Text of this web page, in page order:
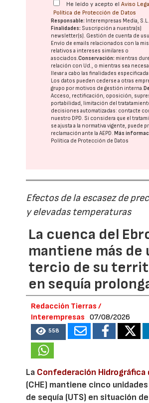
He leído y acepto elAviso
Política de Protección de Datos
Responsable: Interempresas Media,
Finalidades: Suscripción a nuestra(s)
newsletter(s). Gestión de cuenta de
Envío de emails relacionados con la
relativos a intereses similares o
asociados.Conservación: mientras
relación con Ud., o mientras sea
llevar a cabo las finalidades
Los datos pueden cederse a otras
grupo por motivos de gestión interna.
Acceso, rectificación, oposición,
portabilidad, limitación del
decisiones automatizadas: contacte
nuestro DPD. Si considera que el
se ajusta a la normativa vigente, puede
reclamación ante laAEPD. Más
Política de Protección de Datos
Efectos de la escasez de
y elevadas temperaturas
La cuenca del
mantiene más de
tercio de su
en sequía
Redacción Tierras /
Interempresas
07/08/2026
558
La Confederación Hidrográfica
(CHE) mantiene cinco
de sequía (UTS) en situación